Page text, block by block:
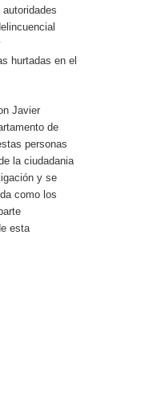
hurtadas en el
Javier
de
personas
la ciudadania
y se
como los
esta